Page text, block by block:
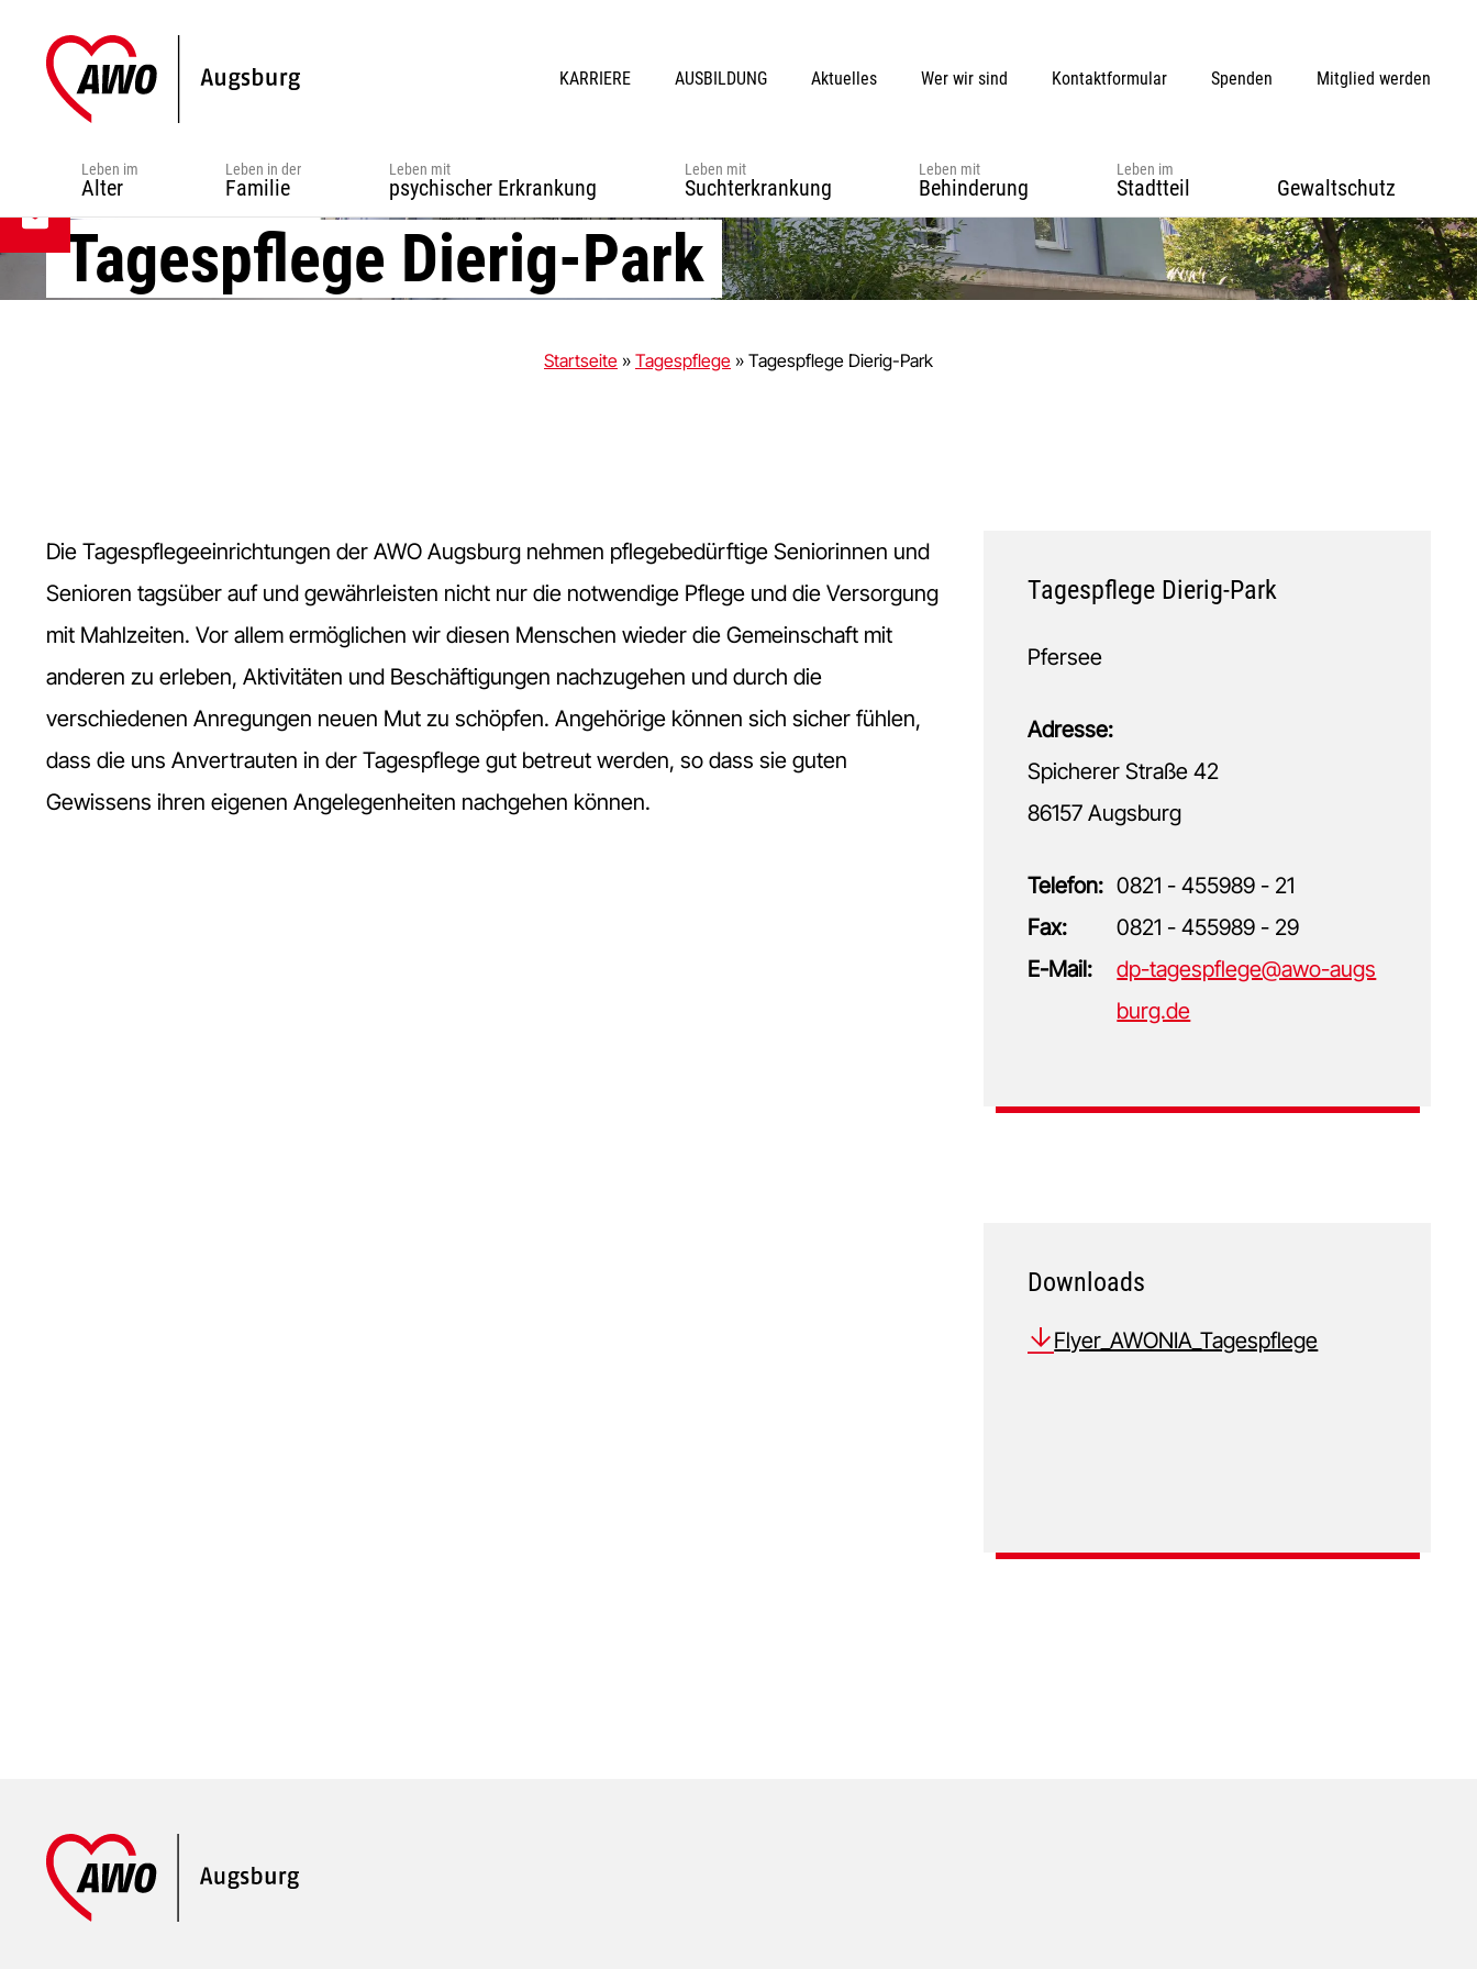
Hauptnavigation
springen
Inhalt
springen
Fußzeile
springen
KARRIERE AUSBILDUNG Aktuelles Wer wir sind Kontaktformular Spenden Mitglied werden
Leben im
Alter
Leben in der
Familie
Leben mit
psychischer Erkrankung
Leben mit
Suchterkrankung
Leben mit
Behinderung
Leben im
Stadtteil Gewaltschutz
Tagespflege Dierig-Park
Startseite » Tagespflege » Tagespflege Dierig-Park
Die Tagespflegeeinrichtungen der AWO Augsburg nehmen pflegebedürftige Seniorinnen und
Senioren tagsüber auf und gewährleisten nicht nur die notwendige Pflege und die Versorgung
mit Mahlzeiten. Vor allem ermöglichen wir diesen Menschen wieder die Gemeinschaft mit
anderen zu erleben, Aktivitäten und Beschäftigungen nachzugehen und durch die
verschiedenen Anregungen neuen Mut zu schöpfen. Angehörige können sich sicher fühlen,
dass die uns Anvertrauten in der Tagespflege gut betreut werden, so dass sie guten
Gewissens ihren eigenen Angelegenheiten nachgehen können.
Tagespflege Dierig-Park
Pfersee
Adresse:
Spicherer Straße 42
86157 Augsburg
Telefon: 0821 - 455989 - 21
Fax:
0821 - 455989 - 29
E-Mail:
dp-tagespflege@awo-augs
burg.de
Downloads
Flyer_AWONIA_Tagespflege